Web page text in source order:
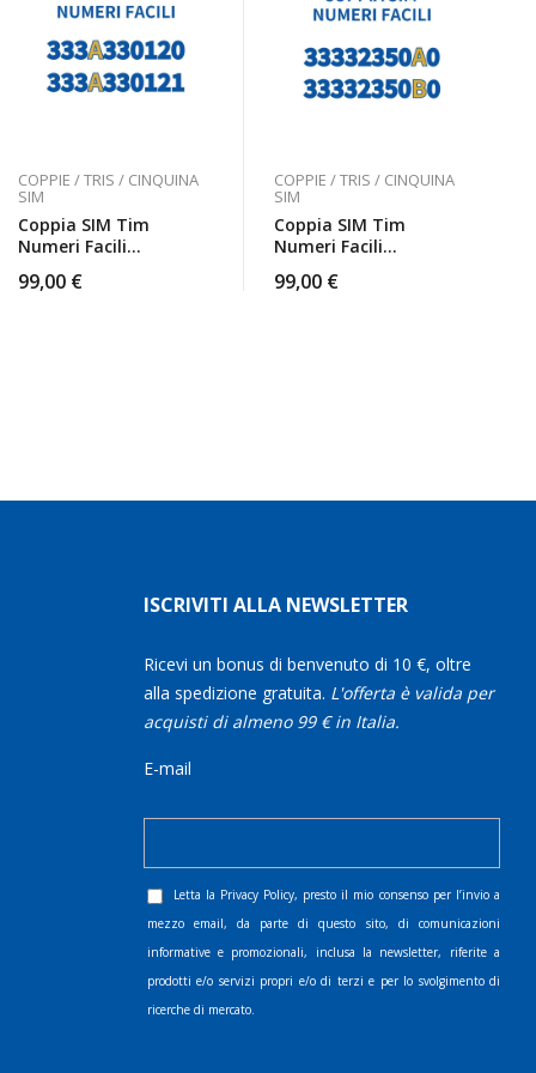
COPPIE / TRIS / CINQUINA
SIM
Coppia SIM Tim
Numeri Facili
333A330121 Da
99,00 €
COPPIE / TRIS / CINQUINA
SIM
Coppia SIM Tim
Numeri Facili
33332350B0 Da
99,00 €
ISCRIVITI ALLA NEWSLETTER
Ricevi un bonus di benvenuto di 10 €, oltre
alla spedizione gratuita. L'offerta è valida per
acquisti di almeno 99 € in Italia.
E-mail
Letta la Privacy Policy, presto il mio consenso per l’invio a
mezzo email, da parte di questo sito, di comunicazioni
informative e promozionali, inclusa la newsletter, riferite a
prodotti e/o servizi propri e/o di terzi e per lo svolgimento di
ricerche di mercato.